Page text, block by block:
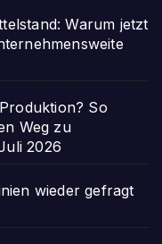
Warum jetzt
So
Weg zu
2026
wieder gefragt